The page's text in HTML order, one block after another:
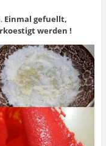
Einmal gefuellt,
werden !